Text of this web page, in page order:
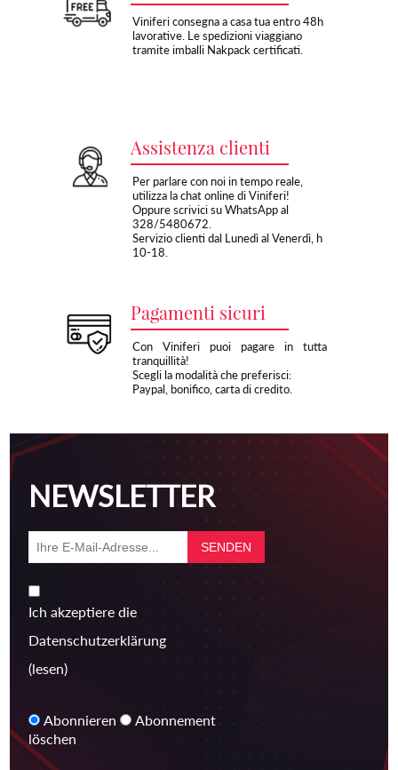
Viniferi consegna a casa tua entro 48h
lavorative. Le spedizioni viaggiano
tramite imballi Nakpack certificati.
Assistenza clienti
Per parlare con noi in tempo reale,
utilizza la chat online di Viniferi!
Oppure scrivici su WhatsApp al
328/5480672.
Servizio clienti dal Lunedì al Venerdì, h
10-18.
Pagamenti sicuri
Con Viniferi puoi pagare in tutta
tranquillità!
Scegli la modalità che preferisci:
Paypal, bonifico, carta di credito.
NEWSLETTER
Ich akzeptiere die
Datenschutzerklärung
(lesen)
Abonnieren
Abonnement
löschen